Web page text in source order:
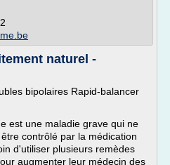
naturel -
bipolaires Rapid-balancer
est une maladie grave qui ne
contrôlé par la médication
d'utiliser plusieurs remèdes
augmenter leur médecin des